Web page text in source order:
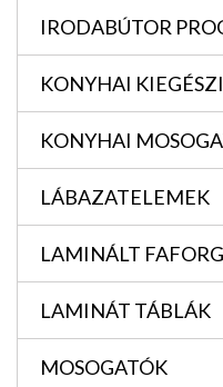
IRODABÚTOR
KONYHAI
KONYHAI
LÁBAZATELEMEK
LAMINÁLT
LAMINÁT TÁBLÁK
MOSOGATÓK